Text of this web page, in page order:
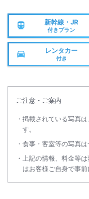
新幹線・JR
付きプラン
レンタカー
付き
ご注意・ご案内
掲載されている写真
す。
食事・客室等の写真は
上記の情報、料金等
はお客様ご自身で事前